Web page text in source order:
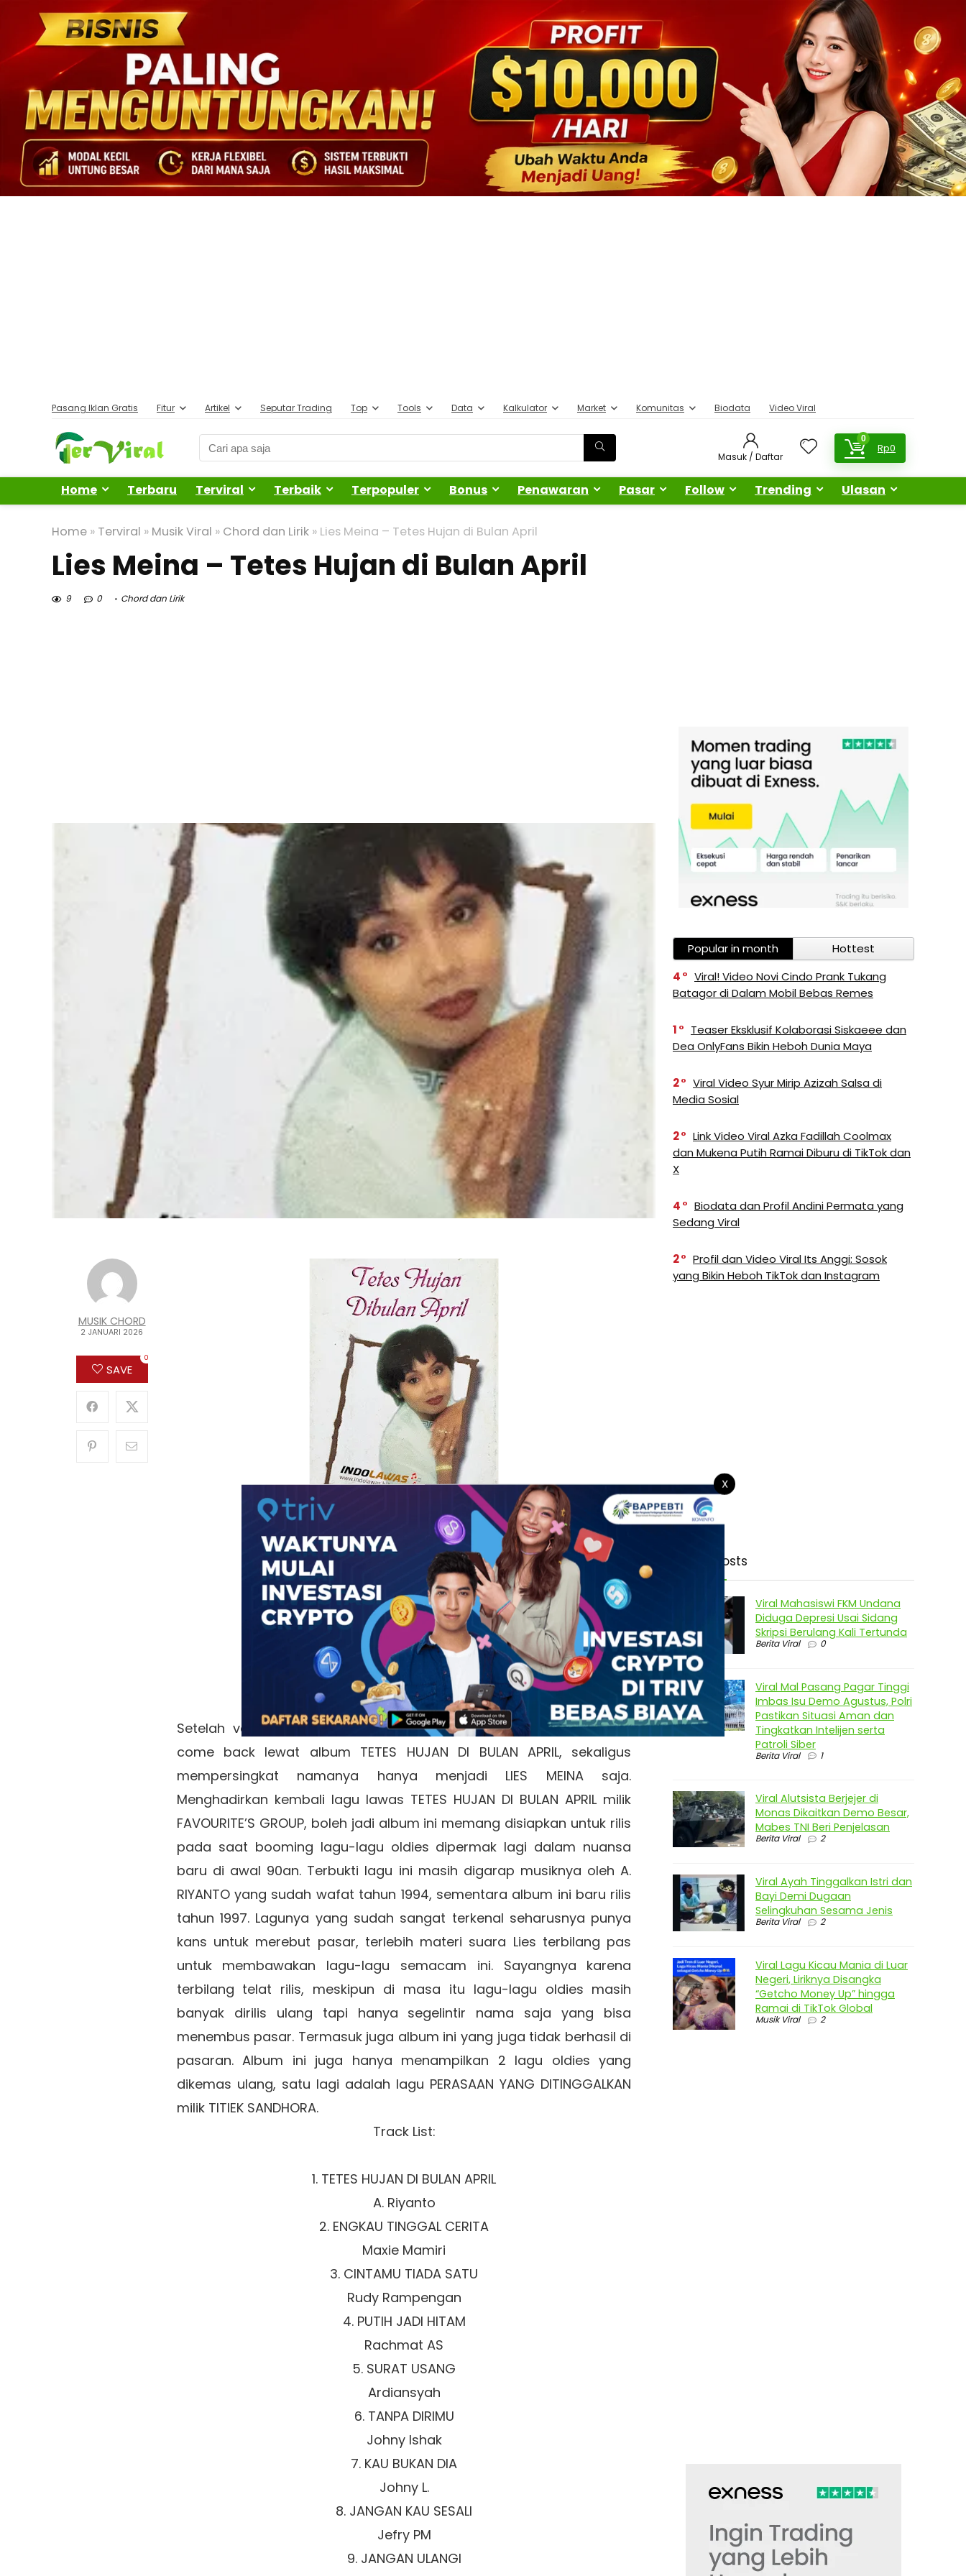
Pasang Iklan Gratis Fitur Artikel Seputar Trading Top Tools Data Kalkulator Market Komunitas Biodata Video Viral
Masuk / Daftar
0
Rp0
Home Terbaru Terviral Terbaik Terpopuler Bonus Penawaran Pasar Follow Trending Ulasan
Home » Terviral » Musik Viral » Chord dan Lirik » Lies Meina – Tetes Hujan di Bulan April
Lies Meina – Tetes Hujan di Bulan April
9 0 Chord dan Lirik
MUSIK CHORD
2 JANUARI 2026
SAVE
0
Judul Album : Tetes Hujan di Bulan April
Artis : Lies Meina
Tahun Rilis : 1997
Music Director : A. Riyanto & Maxie Mamiri
Produser : Johny Ishak
Produksi : Auvila Music Productions
Setelah vakum cukup lama dari industri rekaman, LIES MEINAWATI
come back lewat album TETES HUJAN DI BULAN APRIL, sekaligus
mempersingkat namanya hanya menjadi LIES MEINA saja.
Menghadirkan kembali lagu lawas TETES HUJAN DI BULAN APRIL milik
FAVOURITE’S GROUP, boleh jadi album ini memang disiapkan untuk rilis
pada saat booming lagu-lagu oldies dipermak lagi dalam nuansa
baru di awal 90an. Terbukti lagu ini masih digarap musiknya oleh A.
RIYANTO yang sudah wafat tahun 1994, sementara album ini baru rilis
tahun 1997. Lagunya yang sudah sangat terkenal seharusnya punya
kans untuk merebut pasar, terlebih materi suara Lies terbilang pas
untuk membawakan lagu-lagu semacam ini. Sayangnya karena
terbilang telat rilis, meskipun di masa itu lagu-lagu oldies masih
banyak dirilis ulang tapi hanya segelintir nama saja yang bisa
menembus pasar. Termasuk juga album ini yang juga tidak berhasil di
pasaran. Album ini juga hanya menampilkan 2 lagu oldies yang
dikemas ulang, satu lagi adalah lagu PERASAAN YANG DITINGGALKAN
milik TITIEK SANDHORA.
Track List:
1. TETES HUJAN DI BULAN APRIL
A. Riyanto
2. ENGKAU TINGGAL CERITA
Maxie Mamiri
3. CINTAMU TIADA SATU
Rudy Rampengan
4. PUTIH JADI HITAM
Rachmat AS
5. SURAT USANG
Ardiansyah
6. TANPA DIRIMU
Johny Ishak
7. KAU BUKAN DIA
Johny L.
8. JANGAN KAU SESALI
Jefry PM
9. JANGAN ULANGI
Popular in month
Hottest
4
Viral! Video Novi Cindo Prank Tukang
Batagor di Dalam Mobil Bebas Remes
1
Teaser Eksklusif Kolaborasi Siskaeee dan
Dea OnlyFans Bikin Heboh Dunia Maya
2
Viral Video Syur Mirip Azizah Salsa di
Media Sosial
2
Link Video Viral Azka Fadillah Coolmax
dan Mukena Putih Ramai Diburu di TikTok dan
X
4
Biodata dan Profil Andini Permata yang
Sedang Viral
2
Profil dan Video Viral Its Anggi: Sosok
yang Bikin Heboh TikTok dan Instagram
Latest Posts
Viral Mahasiswi FKM Undana
Diduga Depresi Usai Sidang
Skripsi Berulang Kali Tertunda
Berita Viral 0
Viral Mal Pasang Pagar Tinggi
Imbas Isu Demo Agustus, Polri
Pastikan Situasi Aman dan
Tingkatkan Intelijen serta
Patroli Siber
Berita Viral 1
Viral Alutsista Berjejer di
Monas Dikaitkan Demo Besar,
Mabes TNI Beri Penjelasan
Berita Viral 2
Viral Ayah Tinggalkan Istri dan
Bayi Demi Dugaan
Selingkuhan Sesama Jenis
Berita Viral 2
Viral Lagu Kicau Mania di Luar
Negeri, Liriknya Disangka
“Getcho Money Up” hingga
Ramai di TikTok Global
Musik Viral 2
X